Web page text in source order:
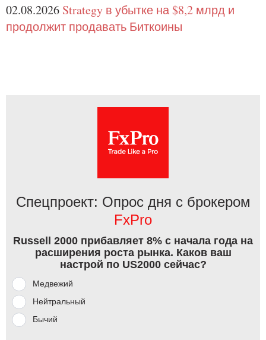
02.08.2026 Strategy в убытке на $8,2 млрд и
продолжит продавать Биткоины
Спецпроект: Опрос дня с брокером
FxPro
Russell 2000 прибавляет 8% с начала года на
расширения роста рынка. Каков ваш
настрой по US2000 сейчас?
Медвежий
Нейтральный
Бычий